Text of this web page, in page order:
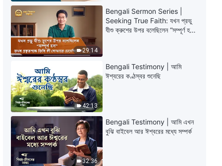
29:14
Bengali Sermon Series |
Seeking True Faith: যখন প্রভু
যীশু ক্রুশের উপর বলেছিলেন “সম্পূর্ণ হল”
42:13
Bengali Testimony | আমি
ঈশ্বরের কণ্ঠস্বর শুনেছি
32:36
Bengali Testimony | আমি এখন
বুঝি বাইবেল আর ঈশ্বরের মধ্যে সম্পর্ক